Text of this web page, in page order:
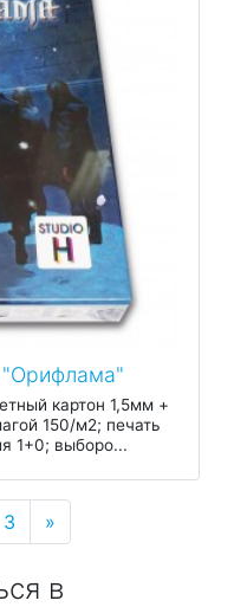
"Орифлама"
картон 1,5мм +
150/м2; печать
1+0; выборо...
3 »
в